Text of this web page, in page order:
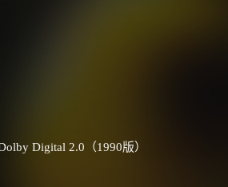
Digital 2.0（1990版）